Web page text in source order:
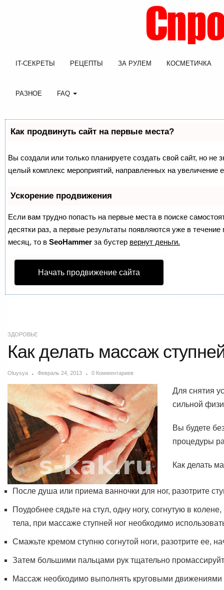
IT-СЕКРЕТЫ РЕЦЕПТЫ ЗА РУЛЕМ КОСМЕТИЧКА
РАЗНОЕ FAQ
Как продвинуть сайт на первые места?
Вы создали или только планируете создать свой сайт, но не
целый комплекс мероприятий, направленных на увеличение
Ускорение продвижения
Если вам трудно попасть на первые места в поиске
десятки раз, а первые результаты появляются уже в
месяц, то в SeoHammer за бустер вернут деньги.
Начать продвижение сайта
ЗДОРОВЬЕ
Как делать массаж
Oluysya Февраль 24, 2013 0 Комментариев
Для снятия
сильной
Вы будете
процедуры
Как делать
После душа или приема ванночки для ног, разотрите
Поудобнее сядьте на стул, одну ногу, согнутую в
тела, при массаже ступней ног необходимо
Смажьте кремом ступню согнутой ноги, разотрите ее,
Затем большими пальцами рук тщательно
Массаж необходимо выполнять круговыми